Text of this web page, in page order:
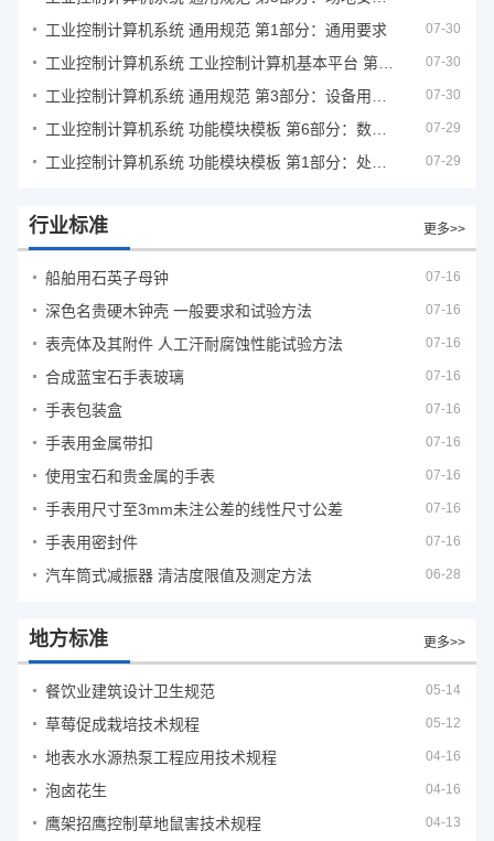
工业控制计算机系统 通用规范 第1部分：通用要求 07-30
07-30
07-30
07-29
07-29
行业标准 更多>>
船舶用石英子母钟 07-16
深色名贵硬木钟壳 一般要求和试验方法 07-16
表壳体及其附件 人工汗耐腐蚀性能试验方法 07-16
合成蓝宝石手表玻璃 07-16
手表包装盒 07-16
手表用金属带扣 07-16
使用宝石和贵金属的手表 07-16
手表用尺寸至3mm未注公差的线性尺寸公差 07-16
手表用密封件 07-16
汽车筒式减振器 清洁度限值及测定方法 06-28
地方标准 更多>>
餐饮业建筑设计卫生规范 05-14
草莓促成栽培技术规程 05-12
地表水水源热泵工程应用技术规程 04-16
泡卤花生 04-16
鹰架招鹰控制草地鼠害技术规程 04-13